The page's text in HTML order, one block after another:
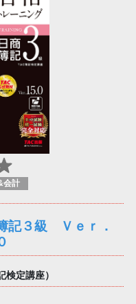
会計
記３級 Ｖｅｒ．
検定講座）